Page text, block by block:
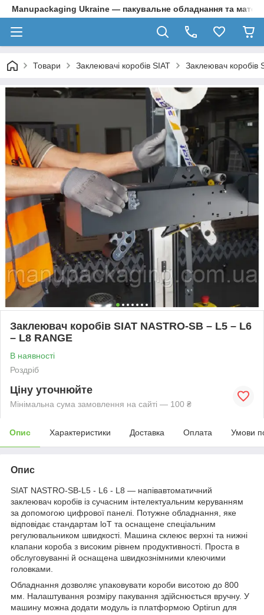
Manupackaging Ukraine — пакувальне обладнання та
Товари Заклеювачі коробів SIAT Заклеювач коробів
Заклеювач коробів SIAT NASTRO-SB – L5 – L6
– L8 RANGE
В наявності
Роздріб
Ціну уточнюйте
Мінімальна сума замовлення на сайті — 100 ₴
Опис Характеристики Доставка Оплата Умови
Опис
SIAT NASTRO-SB-L5 - L6 - L8 — напівавтоматичний
заклеювач коробів із сучасним інтелектуальним керуванням
за допомогою цифрової панелі. Потужне обладнання, яке
відповідає стандартам loT та оснащене спеціальним
регулювальником швидкості. Машина склеює верхні та нижні
клапани короба з високим рівнем продуктивності. Проста в
обслуговуванні й оснащена швидкознімними клеючими
головками.
Обладнання дозволяє упаковувати короби висотою до 800
мм. Налаштування розміру пакування здійснюється вручну. У
машину можна додати модуль із платформою Optirun для